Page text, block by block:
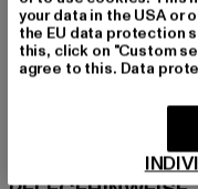
Hersteller: Dropsize
Motzener Straße 6 |
GRÖSSE &
your data in the USA or
the EU data protection
this, click on "Custom
agree to this. Data